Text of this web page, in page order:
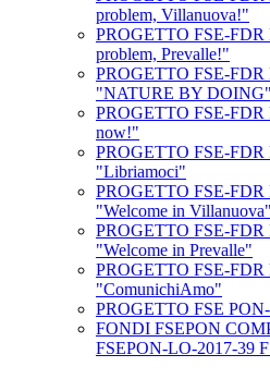
problem, Villanuova!"
PROGETTO FSE-
problem, Prevalle!"
PROGETTO FSE-FDR
"NATURE BY DOING"
PROGETTO FSE-FDR
now!"
PROGETTO FSE-FDR
"Libriamoci"
PROGETTO FSE-FDR
"Welcome in Villanuova"
PROGETTO FSE-FDR
"Welcome in Prevalle"
PROGETTO FSE-FDR
"ComunichiAmo"
PROGETTO FSE
FONDI FSEPON
FSEPON-LO-2017-39